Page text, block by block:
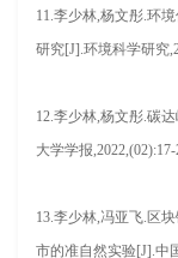
11.李少林,杨文彤.环
研究[J].环境科学研究
12.李少林,杨文彤.碳
大学学报,2022,(02):17-
13.李少林,冯亚飞.区
市的准自然实验[J].中